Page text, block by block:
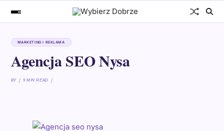
MARKETING I REKLAMA
Agencja SEO Nysa
BY 9 MIN READ